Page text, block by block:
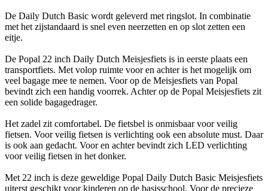
De Daily Dutch Basic wordt geleverd met ringslot. In combinatie
met het zijstandaard is snel even neerzetten en op slot zetten een
eitje.
De Popal 22 inch Daily Dutch Meisjesfiets is in eerste plaats een
transportfiets. Met volop ruimte voor en achter is het mogelijk om
veel bagage mee te nemen. Voor op de Meisjesfiets van Popal
bevindt zich een handig voorrek. Achter op de Popal Meisjesfiets zit
een solide bagagedrager.
Het zadel zit comfortabel. De fietsbel is onmisbaar voor veilig
fietsen. Voor veilig fietsen is verlichting ook een absolute must. Daar
is ook aan gedacht. Voor en achter bevindt zich LED verlichting
voor veilig fietsen in het donker.
Met 22 inch is deze geweldige Popal Daily Dutch Basic Meisjesfiets
uiterst geschikt voor kinderen op de basisschool. Voor de precieze